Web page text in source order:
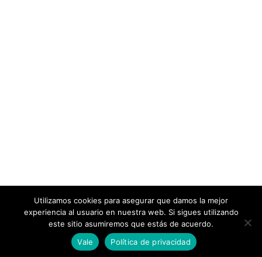
Wishlist
0
Utilizamos cookies para asegurar que damos la mejor
experiencia al usuario en nuestra web. Si sigues utilizando
este sitio asumiremos que estás de acuerdo.
Vale
Política de privacidad